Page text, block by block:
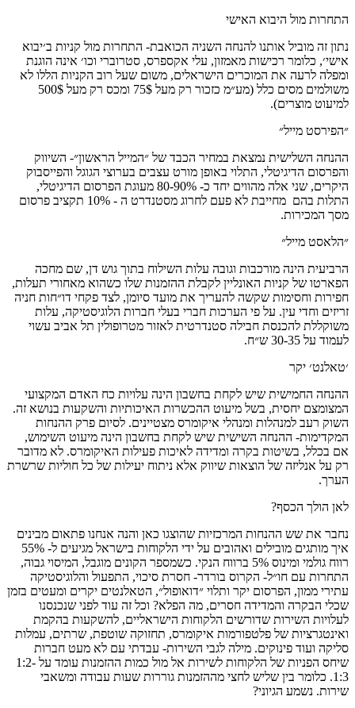
התחרות מול היבוא האישי
נתון זה מוביל אותנו להנחה השניה הכואבת- התחרות מול קניות ב׳יבוא
אישי׳, כלומר רכישות מאמזון, עלי אקספרס, סטרוברי וכו׳ אינה הוגנת
ומפלה לרעה את המוכרים הישראלים, משום שעל רוב הקניות הללו לא
משולמים מסים כלל (מע״מ כזכור רק מעל 75$ ומכס רק מעל 500$
למיעוט מוצרים).
״הפירסט מייל״
ההנחה השלישית נמצאת במחיר הכבד של ״המייל הראשון״- השיווק
והפרסום הדיגיטלי, התלוי באופן מורט עצבים בערוצי הגוגל והפייסבוק
היקרים, שני אלה מהווים יחד כ- 80-90% מעוגת הפרסום הדיגיטלי,
התלות בהם מחייבת לא פעם לחרוג מסטנדרט ה - 10% תקציב פרסום
מסך המכירות.
״הלאסט מייל״
הרביעית הינה מורכבות וגובה עלות השילוח בתוך גוש דן, שם מחכה
הפארטו של קניות האונליין לקבלת ההזמנות שלו כשהוא מאחורי תעלות,
חפירות וחסימות שקשה להעריך את מועד סיומן, לצד פקחי דו״חות חניה
זריזים וחדי עין. על פי הערכות חברי בעלי חברות הלוגיסטיקה, עלות
משוקללת להכנסת חבילה סטנדרטית לאזור מטרופולין תל אביב עשוי
לעמוד על 30-35 ש״ח.
׳טאלנט׳ יקר
ההנחה החמישית שיש לקחת בחשבון הינה עלויות כח האדם המקצועי
המצומצם יחסית, בשל מיעוט ההכשרות האיכותיות והשקעות בנושא זה.
השוק רעב למנהלות ומנהלי איקומרס מצטיינים. לסיום פרק ההנחות
המקדימות- ההנחה השישית שיש לקחת בחשבון הינה מיעוט השימוש,
אם בכלל, בשיטות בקרה ומדידה לאיכות פעילות האיקומרס. לא מדובר
רק על אנליזה של הוצאות שיווק אלא ניתוח יעילות של כל חוליות שרשרת
הערך.
לאן הולך הכסף?
נחבר את שש ההנחות המרכזיות שהוצגו כאן והנה אנחנו פתאום מבינים
איך מותגים מובילים ואהובים על ידי הלקוחות בישראל מגיעים ל- 55%
רווח גולמי ומינוס 5% ברווח הנקי. כשמספר הקונים מוגבל, המיסוי גבוה,
התחרות עם חו״ל- הקרוס בורדר- חסרת סיכוי, התפעול והלוגיסטיקה
עתירי ממון, הפרסום יקר ותלוי ״דואופול״, הטאלנטים יקרים ומעטים בזמן
שכלי הבקרה והמדידה חסרים, מה הפלא? וכל זה עוד לפני שנכנסנו
לעלויות השירות שדורשים הלקוחות הישראליים, להשקעות בהקמת
ואינטגרציות של פלטפורמות איקומרס, תחזוקה שוטפת, שרתים, עמלות
סליקה ועוד פינוקים. מילה לגבי השירות- עבדתי עם לא מעט חברות
שיחס הפניות של הלקוחות לשירות אל מול כמות ההזמנות עומד על 1:2-
1:3. כלומר בין שליש לחצי מההזמנות גוררות שעות עבודה ומשאבי
שירות. נשמע הגיוני?